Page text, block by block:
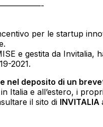
per le startup
e gestita da Invitalia,
2021.
nel deposito di un
Italia e all’estero, i
il sito di INVITALIA